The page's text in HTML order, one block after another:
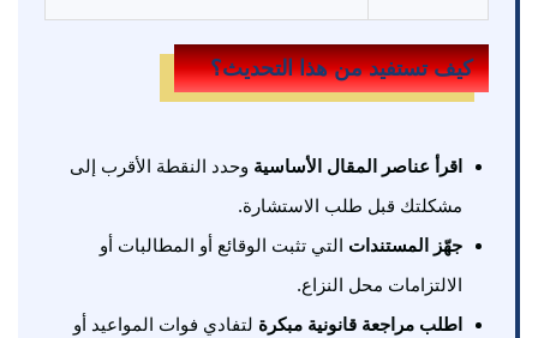
كيف تستفيد من هذا التحديث؟
اقرأ عناصر المقال الأساسية وحدد النقطة الأقرب إلى
مشكلتك قبل طلب الاستشارة.
جهّز المستندات التي تثبت الوقائع أو المطالبات أو
الالتزامات محل النزاع.
اطلب مراجعة قانونية مبكرة لتفادي فوات المواعيد أو